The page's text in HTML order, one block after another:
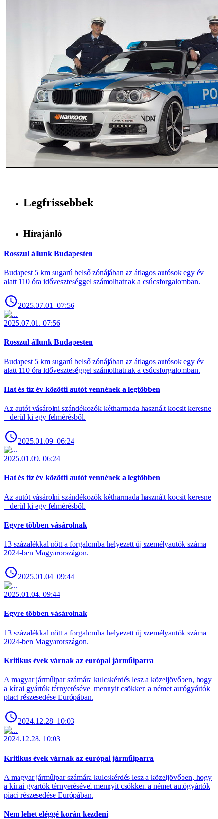
Legfrissebbek
Hírajánló
Rosszul állunk Budapesten
Budapest 5 km sugarú belső zónájában az átlagos autósok egy év
alatt 110 óra időveszteséggel számolhatnak a csúcsforgalomban.
2025.07.01. 07:56
2025.07.01. 07:56
Rosszul állunk Budapesten
Budapest 5 km sugarú belső zónájában az átlagos autósok egy év
alatt 110 óra időveszteséggel számolhatnak a csúcsforgalomban.
Hat és tíz év közötti autót vennének a legtöbben
Az autót vásárolni szándékozók kétharmada használt kocsit keresne
– derül ki egy felmérésből.
2025.01.09. 06:24
2025.01.09. 06:24
Hat és tíz év közötti autót vennének a legtöbben
Az autót vásárolni szándékozók kétharmada használt kocsit keresne
– derül ki egy felmérésből.
Egyre többen vásárolnak
13 százalékkal nőtt a forgalomba helyezett új személyautók száma
2024-ben Magyarországon.
2025.01.04. 09:44
2025.01.04. 09:44
Egyre többen vásárolnak
13 százalékkal nőtt a forgalomba helyezett új személyautók száma
2024-ben Magyarországon.
Kritikus évek várnak az európai járműiparra
A magyar járműipar számára kulcskérdés lesz a közeljövőben, hogy
a kínai gyártók térnyerésével mennyit csökken a német autógyártók
piaci részesedése Európában.
2024.12.28. 10:03
2024.12.28. 10:03
Kritikus évek várnak az európai járműiparra
A magyar járműipar számára kulcskérdés lesz a közeljövőben, hogy
a kínai gyártók térnyerésével mennyit csökken a német autógyártók
piaci részesedése Európában.
Nem lehet eléggé korán kezdeni